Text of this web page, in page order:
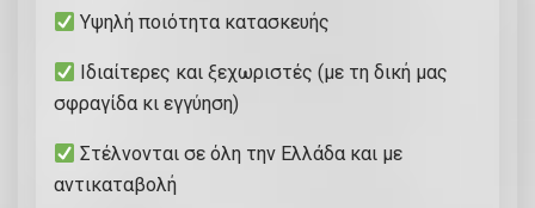
Υψηλή ποιότητα κατασκευής
Ιδιαίτερες και ξεχωριστές (με τη δική μας
σφραγίδα κι εγγύηση)
Στέλνονται σε όλη την Ελλάδα και με
αντικαταβολή